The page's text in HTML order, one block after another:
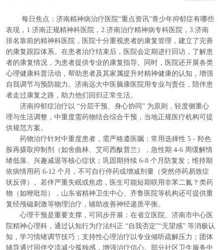
每日焦点：济南精神病治疗医院“重点资讯”青少年抑郁症有哪些
表现，1.济南正规精神科医院，2.济南治疗精神病专科医院，3.济南
排名靠前的精神科医院，医院十分重视患者的康复管理，建立了完善
的康复跟踪体系。在患者治疗结束后，医院会定期进行回访，了解患
者的康复情况，为患者提供专业的康复指导。同时，医院还开展各类
心理健康科普活动，帮助患者及其家属提升对精神健康的认知，增强
自我调节与预防能力。济南远大中医脑康医院用专业与责任，陪伴患
者走过康复之路，助力他们回归正常生活。
济南抑郁症治疗以 “分层干预、身心协同” 为原则，轻度侧重心
理与生活调整，中重度需药物结合综合干预，当地正规医疗机构可提
供规范方案。
药物治疗针对中重度患者，需严格遵医嘱：常用选择性 5 - 羟色
胺再摄取抑制剂（如舍曲林、艾司西酞普兰），急性期 4-6 周缓解情
绪低落、兴趣减退等核心症状；巩固期持续 6-8 个月防复发；维持期
依病情用药 6-12 个月，不可自行停药或增减剂量（突然停药易致症
状反弹）。若伴严重失眠或焦虑，医生可能短期联用非苯二氮？类药
物（如唑吡坦），山东省精神卫生中心、齐鲁医院等机构还可提供重
复经颅磁刺激等物理治疗，辅助改善神经递质平衡。
心理干预是重要支撑，可同步开展：在省立医院、济南市中心医
院精神心理科，通过认知行为疗法纠正 “自我否定”“无望感” 等消极认
知，学习情绪调节技巧；支持性心理治疗以专业倾听疏解压力；团体
辅导通过同伴交流减少孤独感，增强治疗信心。部分社区卫生服务中